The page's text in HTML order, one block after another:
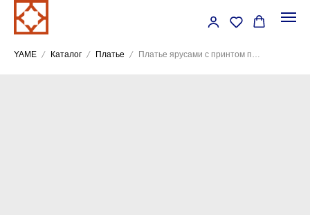
YAME Каталог Платье Платье ярусами с принтом попугаи